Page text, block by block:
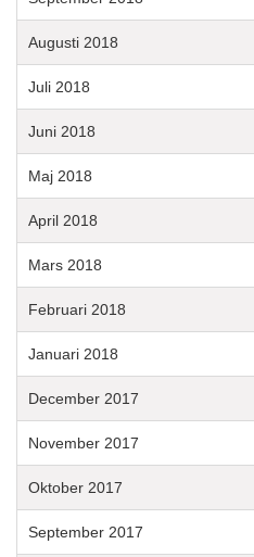
Augusti 2018
Juli 2018
Juni 2018
Maj 2018
April 2018
Mars 2018
Februari 2018
Januari 2018
December 2017
November 2017
Oktober 2017
September 2017